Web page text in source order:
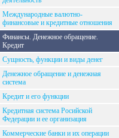
Международные валютно-
финансовые и кредитные отношения
Финансы. Денежное обращение.
Кредит
Сущность, функции и виды денег
Денежное обращение и денежная
система
Кредит и его функции
Кредитная система Росийской
Федерации и ее организация
Коммерческие банки и их операции